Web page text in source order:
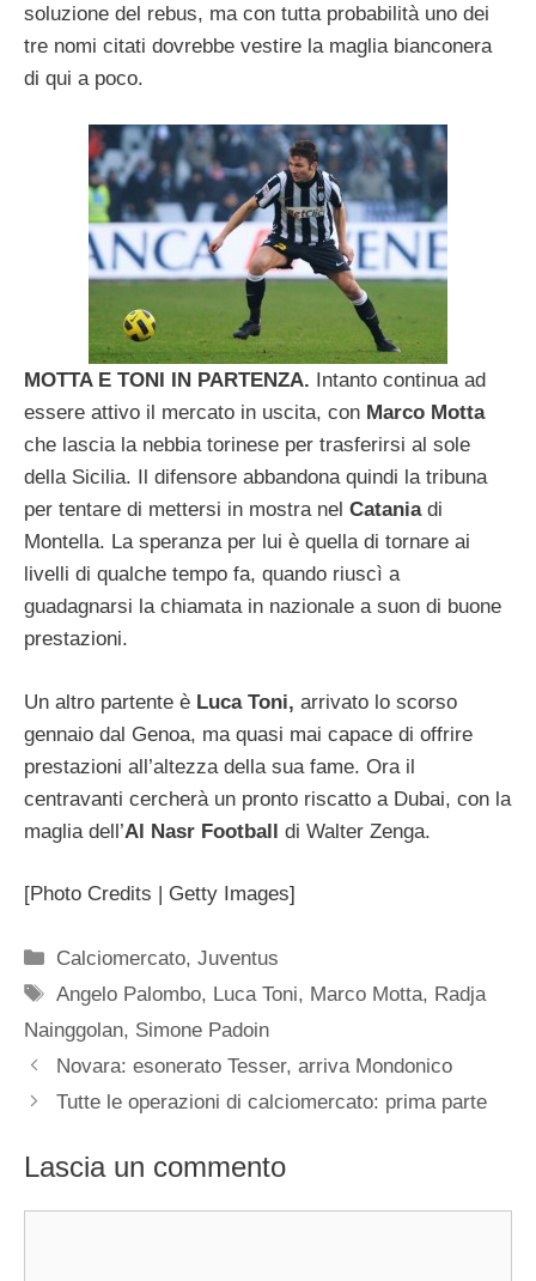
soluzione del rebus, ma con tutta probabilità uno dei
tre nomi citati dovrebbe vestire la maglia bianconera
di qui a poco.
MOTTA E TONI IN PARTENZA. Intanto continua ad
essere attivo il mercato in uscita, con Marco Motta
che lascia la nebbia torinese per trasferirsi al sole
della Sicilia. Il difensore abbandona quindi la tribuna
per tentare di mettersi in mostra nel Cataniadi
Montella. La speranza per lui è quella di tornare ai
livelli di qualche tempo fa, quando riuscì a
guadagnarsi la chiamata in nazionale a suon di buone
prestazioni.
Un altro partente è Luca Toni, arrivato lo scorso
gennaio dal Genoa, ma quasi mai capace di offrire
prestazioni all’altezza della sua fame. Ora il
centravanti cercherà un pronto riscatto a Dubai, con la
maglia dell’Al Nasr Football di Walter Zenga.
[Photo Credits | Getty Images]
Categorie
Calciomercato,Juventus
Tag
Angelo Palombo, Luca Toni, Marco Motta, Radja
Nainggolan, Simone Padoin
Novara: esonerato Tesser, arriva Mondonico
Tutte le operazioni di calciomercato: prima parte
Lascia un commento